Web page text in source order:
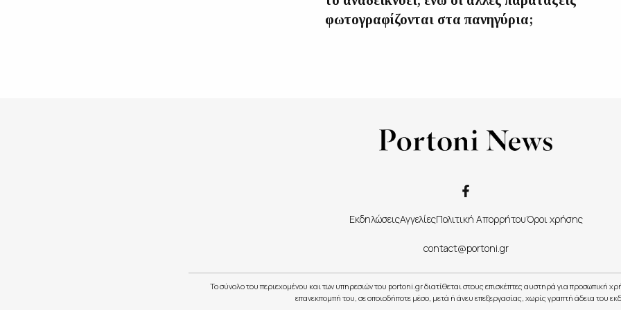
φωτογραφίζονται στα πανηγύρια;
ΕκδηλώσειςΑγγελίεςΠολιτική ΑπορρήτουΌροι χρήσης
contact@portoni.gr
Το σύνολο του περιεχομένου και των υπηρεσιών του portoni.gr διατίθεται στους επισκέπτες αυστηρά για προσωπική
επανεκπομπή του, σε οποιοδήποτε μέσο, μετά ή άνευ επεξεργασίας, χωρίς γραπτή άδεια του